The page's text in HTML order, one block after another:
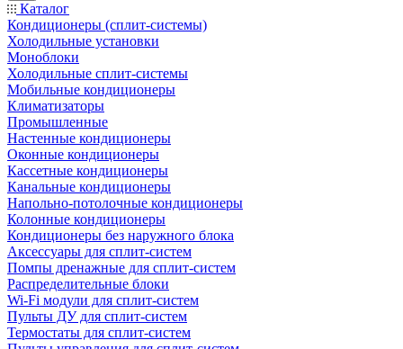
Каталог
Кондиционеры (сплит-системы)
Холодильные установки
Моноблоки
Холодильные сплит-системы
Мобильные кондиционеры
Климатизаторы
Промышленные
Настенные кондиционеры
Оконные кондиционеры
Кассетные кондиционеры
Канальные кондиционеры
Напольно-потолочные кондиционеры
Колонные кондиционеры
Кондиционеры без наружного блока
Аксессуары для сплит-систем
Помпы дренажные для сплит-систем
Распределительные блоки
Wi-Fi модули для сплит-систем
Пульты ДУ для сплит-систем
Термостаты для сплит-систем